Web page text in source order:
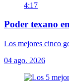
4:17
Poder texano
Los mejores cinco
04 ago. 2026